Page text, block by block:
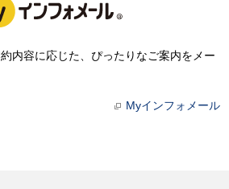
内容に応じた、ぴったりなご案内をメー
Myインフォメール